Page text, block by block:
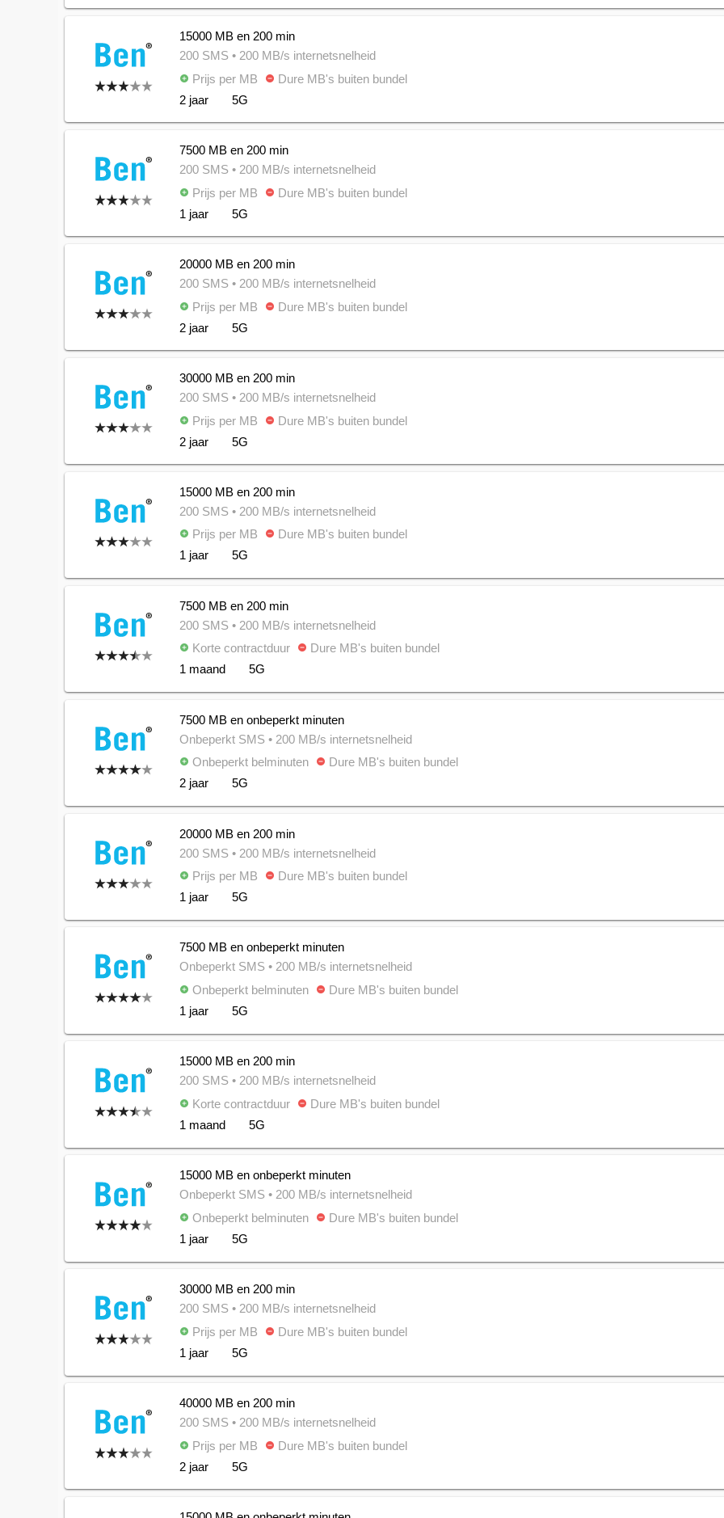
15000 MB en 200 min
200 SMS • 200 MB/s internetsnelheid
add_circle Prijs per MB remove_circle Dure MB's buiten bundel
2 jaar
5G
7500 MB en 200 min
200 SMS • 200 MB/s internetsnelheid
add_circle Prijs per MB remove_circle Dure MB's buiten bundel
1 jaar
5G
20000 MB en 200 min
200 SMS • 200 MB/s internetsnelheid
add_circle Prijs per MB remove_circle Dure MB's buiten bundel
2 jaar
5G
30000 MB en 200 min
200 SMS • 200 MB/s internetsnelheid
add_circle Prijs per MB remove_circle Dure MB's buiten bundel
2 jaar
5G
15000 MB en 200 min
200 SMS • 200 MB/s internetsnelheid
add_circle Prijs per MB remove_circle Dure MB's buiten bundel
1 jaar
5G
7500 MB en 200 min
200 SMS • 200 MB/s internetsnelheid
add_circle Korte contractduur remove_circle Dure MB's buiten bundel
1 maand
5G
7500 MB en onbeperkt minuten
Onbeperkt SMS • 200 MB/s internetsnelheid
add_circle Onbeperkt belminuten remove_circle Dure MB's buiten bundel
2 jaar
5G
20000 MB en 200 min
200 SMS • 200 MB/s internetsnelheid
add_circle Prijs per MB remove_circle Dure MB's buiten bundel
1 jaar
5G
7500 MB en onbeperkt minuten
Onbeperkt SMS • 200 MB/s internetsnelheid
add_circle Onbeperkt belminuten remove_circle Dure MB's buiten bundel
1 jaar
5G
15000 MB en 200 min
200 SMS • 200 MB/s internetsnelheid
add_circle Korte contractduur remove_circle Dure MB's buiten bundel
1 maand
5G
15000 MB en onbeperkt minuten
Onbeperkt SMS • 200 MB/s internetsnelheid
add_circle Onbeperkt belminuten remove_circle Dure MB's buiten bundel
1 jaar
5G
30000 MB en 200 min
200 SMS • 200 MB/s internetsnelheid
add_circle Prijs per MB remove_circle Dure MB's buiten bundel
1 jaar
5G
40000 MB en 200 min
200 SMS • 200 MB/s internetsnelheid
add_circle Prijs per MB remove_circle Dure MB's buiten bundel
2 jaar
5G